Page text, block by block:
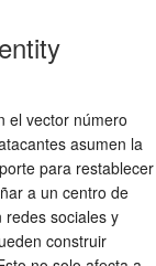
el vector número
asumen la
para restablecer
a un centro de
redes sociales y
construir